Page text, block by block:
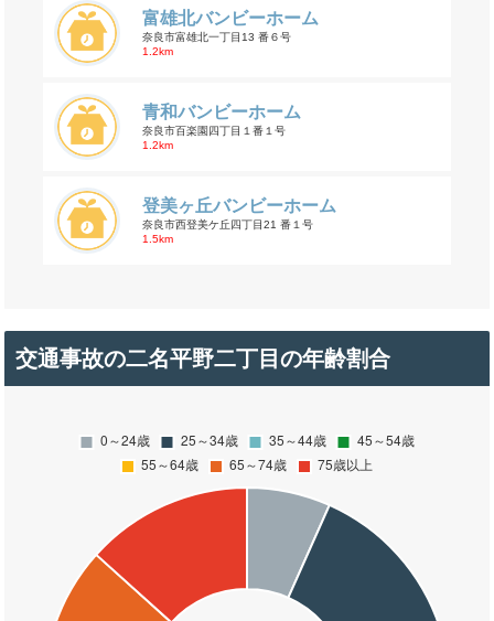
富雄北バンビーホーム
奈良市富雄北一丁目13 番６号
1.2km
青和バンビーホーム
奈良市百楽園四丁目１番１号
1.2km
登美ヶ丘バンビーホーム
奈良市西登美ケ丘四丁目21 番１号
1.5km
交通事故の二名平野二丁目の年齢割合